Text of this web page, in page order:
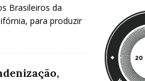
Brasileiros da
para produzir